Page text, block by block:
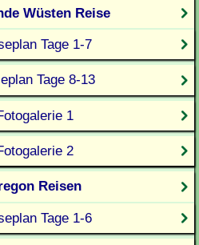
Wüsten Reise
Tage 1-7
Tage 8-13
1
2
Reisen
Tage 1-6